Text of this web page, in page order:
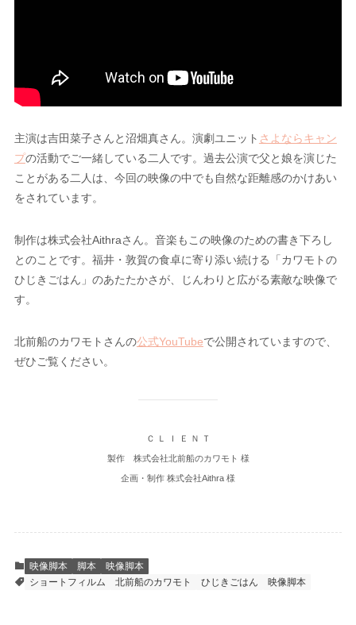
主演は吉田菜子さんと沼畑真さん。演劇ユニット さよならキャン
プの活動でご一緒している二人です。過去公演で父と娘を演じた
ことがある二人は、今回の映像の中でも自然な距離感のかけあい
をされています。
制作は株式会社Aithraさん。音楽もこの映像のための書き下ろし
とのことです。福井・敦賀の食卓に寄り添い続ける「カワモトの
ひじきごはん」のあたたかさが、じんわりと広がる素敵な映像で
す。
北前船のカワモトさんの公式YouTubeで公開されていますので、
ぜひご覧ください。
Ｃ Ｌ Ｉ Ｅ Ｎ Ｔ
製作 株式会社北前船のカワモト 様
企画・制作 株式会社Aithra 様
映像脚本 脚本
映像脚本
ショートフィルム
北前船のカワモト ひじきごはん 映像脚本